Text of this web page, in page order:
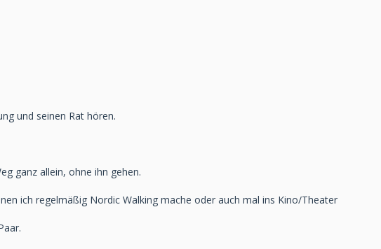
und seinen Rat hören.
ganz allein, ohne ihn gehen.
ich regelmäßig Nordic Walking mache oder auch mal ins Kino/Theater